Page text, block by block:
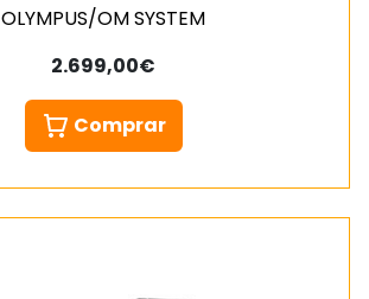
OLYMPUS/OM SYSTEM
2.699,00€
Comprar